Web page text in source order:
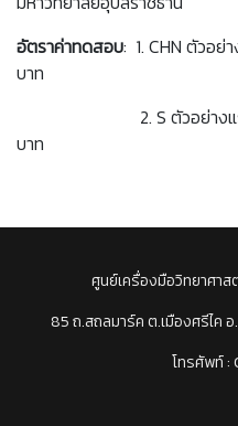
อัตราค่าทดสอบ: 1. CHN ตัวอย่
บาท
2. S ตัวอย่างแรก
บาท
ศูนย์เครื่องมือวิทยาศา
85 ถ.สถลมาร์ค ต.เมืองศรีไค
โทรศัพท์